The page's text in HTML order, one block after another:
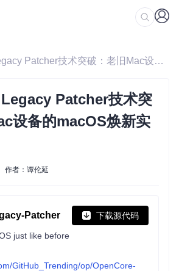
/ OpenCore Legacy Patcher技术突破：老旧Mac设备的macOS焕新实战指南
Patcher技术突
设备的macOS焕新实
作者：谭伦延
Patcher 下载源代码
just like before
GitHub_Trending/op/OpenCore-